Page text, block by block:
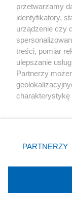
Kultura
X
przetwarzamy
identyfikatory,
urządzenie czy
treści, pomiar
ulepszanie
Partnerzy
charakterystykę
zmienić/
znajdujący się
rodzaje
użytkownika,
PARTNERZY